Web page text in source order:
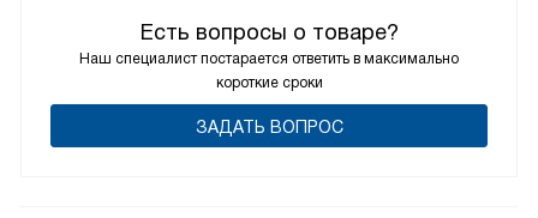
Есть вопросы о товаре?
Наш специалист постарается ответить в максимально
короткие сроки
ЗАДАТЬ ВОПРОС